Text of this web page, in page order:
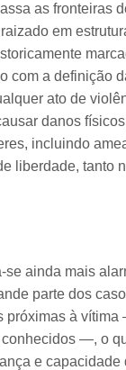
as fronteiras
em
com a definição
ato de
danos
incluindo
liberdade, tanto
se ainda mais
parte dos
próximas à
—, o
e capacidade